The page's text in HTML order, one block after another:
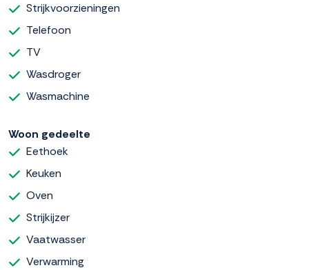
Strijkvoorzieningen
Telefoon
TV
Wasdroger
Wasmachine
Woon gedeelte
Eethoek
Keuken
Oven
Strijkijzer
Vaatwasser
Verwarming